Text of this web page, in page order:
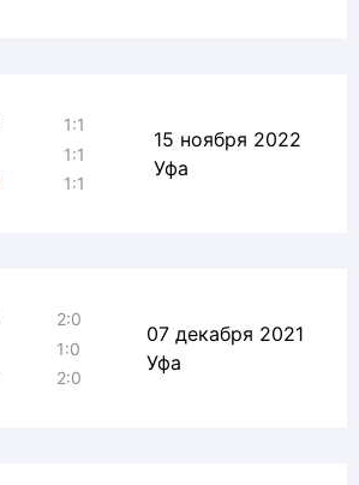
1:1
1:1
1:1
15 ноября 2022
Уфа
2:0
1:0
2:0
07 декабря 2021
Уфа